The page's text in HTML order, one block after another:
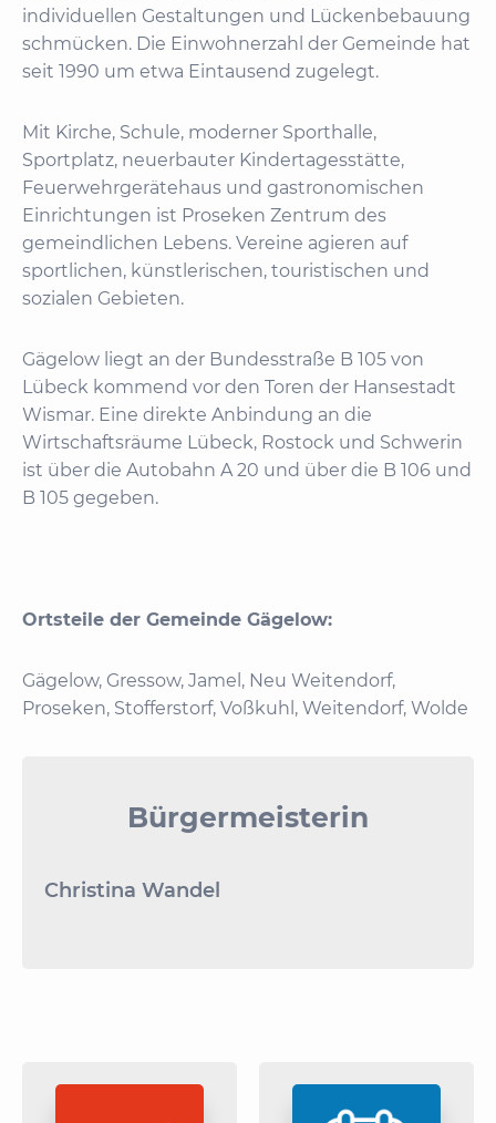
individuellen Gestaltungen und Lückenbebauung
schmücken. Die Einwohnerzahl der Gemeinde hat
seit 1990 um etwa Eintausend zugelegt.
Mit Kirche, Schule, moderner Sporthalle,
Sportplatz, neuerbauter Kindertagesstätte,
Feuerwehrgerätehaus und gastronomischen
Einrichtungen ist Proseken Zentrum des
gemeindlichen Lebens. Vereine agieren auf
sportlichen, künstlerischen, touristischen und
sozialen Gebieten.
Gägelow liegt an der Bundesstraße B 105 von
Lübeck kommend vor den Toren der Hansestadt
Wismar. Eine direkte Anbindung an die
Wirtschaftsräume Lübeck, Rostock und Schwerin
ist über die Autobahn A 20 und über die B 106 und
B 105 gegeben.
Ortsteile der Gemeinde Gägelow:
Gägelow, Gressow, Jamel, Neu Weitendorf,
Proseken, Stofferstorf, Voßkuhl, Weitendorf, Wolde
Bürgermeisterin
Christina Wandel